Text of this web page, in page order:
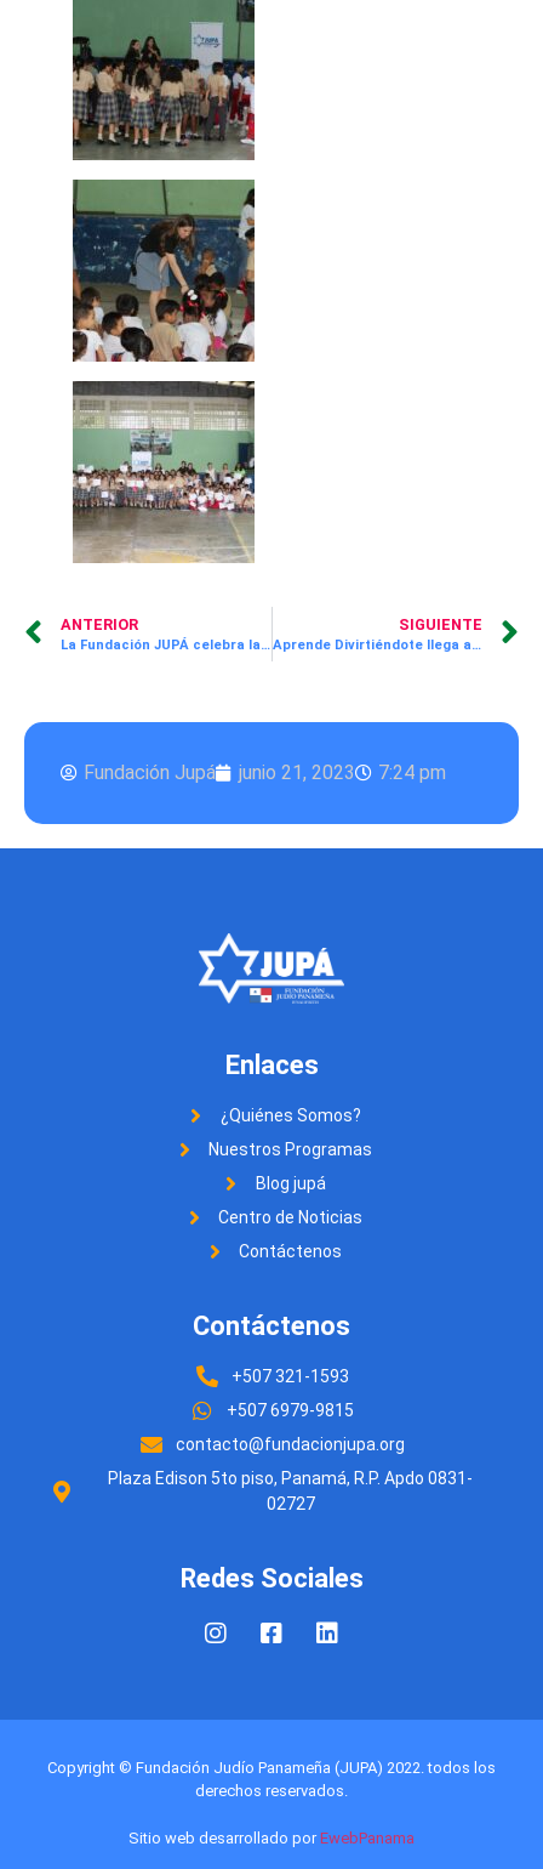
ANTERIOR
La Fundación JUPÁ celebra la graduación de 22 estudiantes del Programa de Asistente de Chefs en la Academia de Artes Culinarias Mise en Place.
SIGUIENTE
Aprende Divirtiéndote llega a la escuela Octavio M. Pereira como parte del programa de lectura basada en valores para niños y niñas
Fundación Jupá junio 21, 2023 7:24 pm
Enlaces
¿Quiénes Somos?
Nuestros Programas
Blog jupá
Centro de Noticias
Contáctenos
Contáctenos
+507 321-1593
+507 6979-9815
contacto@fundacionjupa.org
Plaza Edison 5to piso, Panamá, R.P. Apdo 0831-
02727
Redes Sociales
Copyright © Fundación Judío Panameña (JUPA) 2022. todos los
derechos reservados.
Sitio web desarrollado porEwebPanama